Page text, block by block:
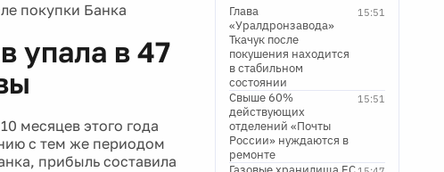
покупки Банка
упала в 47
месяцев этого года
с тем же периодом
прибыль составила
15:51
Глава
«Уралдронзавода»
Ткачук после
покушения находится
в стабильном
состоянии
15:51
Свыше 60%
действующих
отделений «Почты
России» нуждаются в
ремонте